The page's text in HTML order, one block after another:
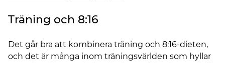
Träning och 8:16
Det går bra att kombinera träning och 8:16-dieten,
och det är många inom träningsvärlden som hyllar